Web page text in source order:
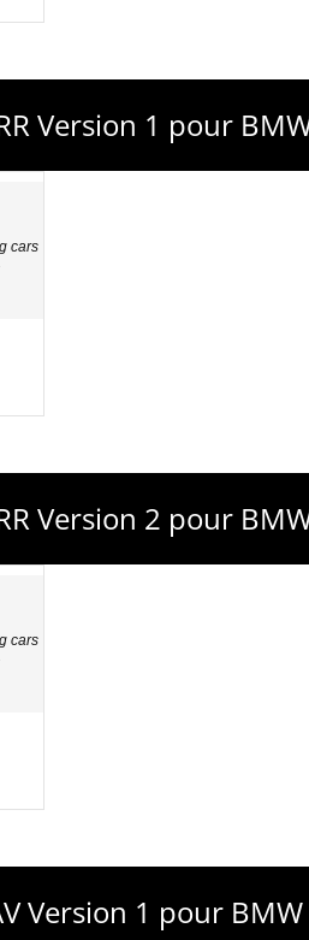
Version 1 pour
cars
Version 2 pour
cars
Version 1 pour BMW